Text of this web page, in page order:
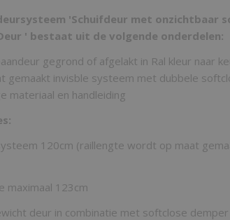
'Schuifdeur met onzichtbaar
' bestaat uit de volgende onderdelen:
gegrond of afgelakt in Ral kleur naar
gemaakt invisble systeem met dubbele
materiaal en handleiding
120cm (raillengte wordt op maat
maximaal 123cm
deur in combinatie met softclose demper